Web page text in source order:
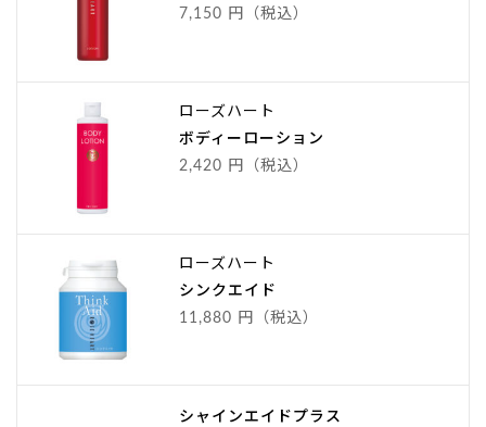
7,150 円（税込）
ローズハート
ボディーローション
2,420 円（税込）
ローズハート
シンクエイド
11,880 円（税込）
シャインエイドプラス